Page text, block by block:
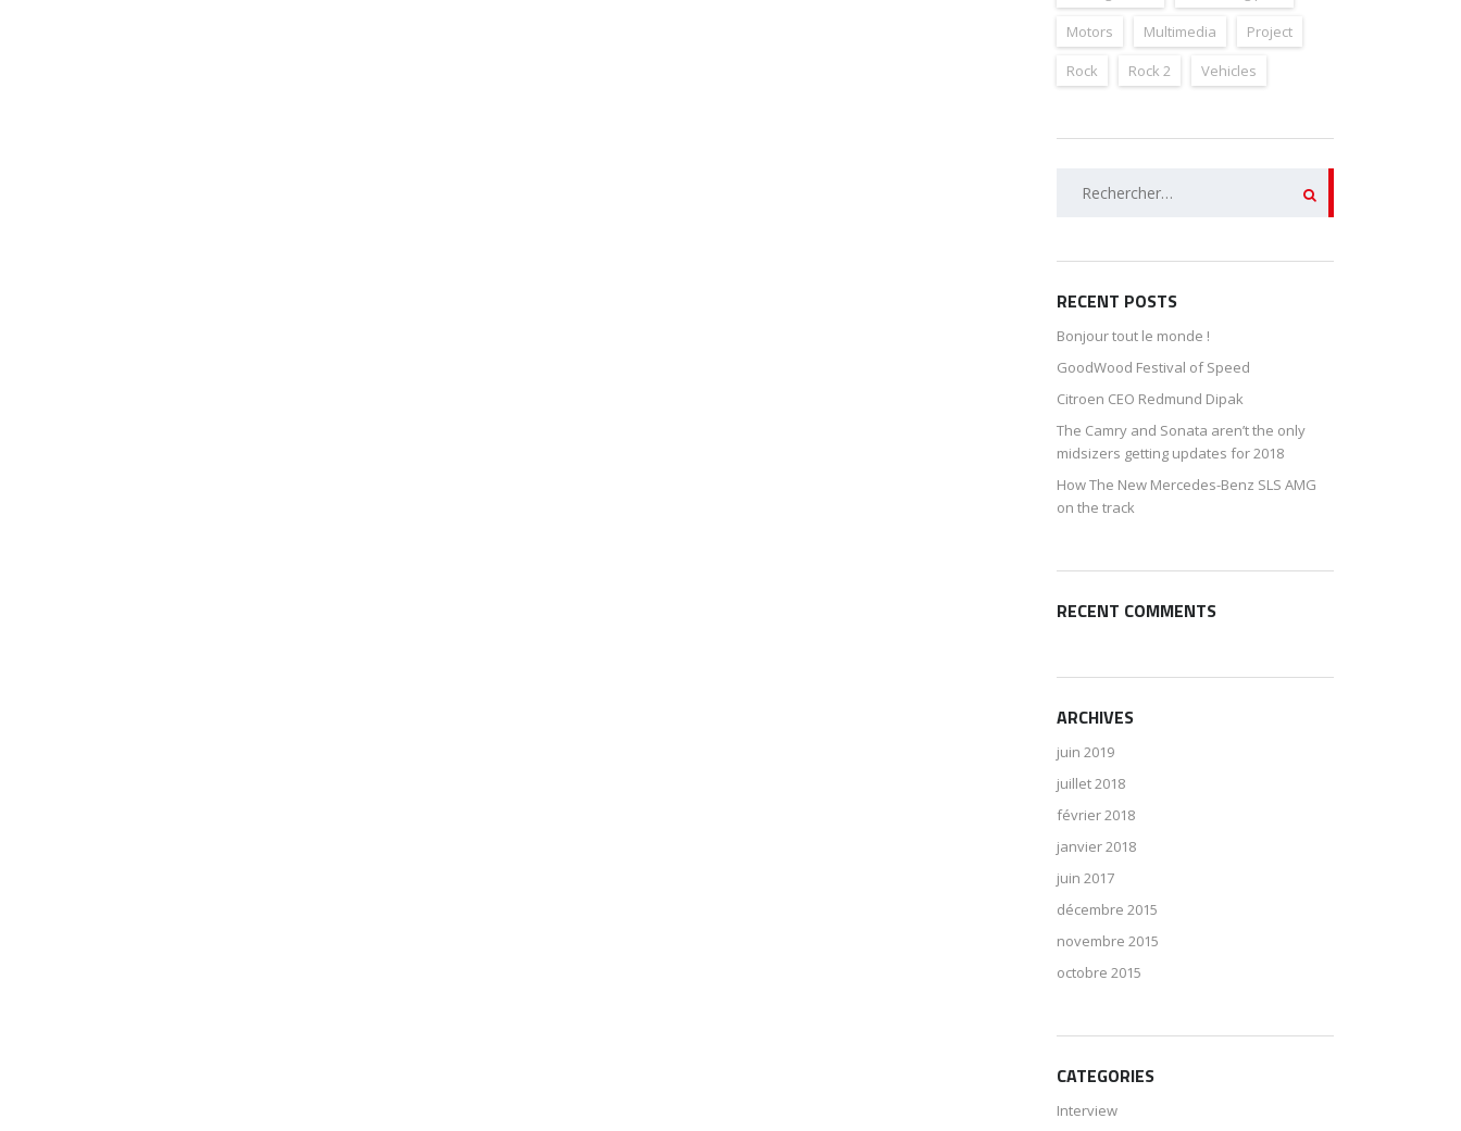
Motors
Multimedia
Project
Rock
Rock 2 Vehicles
RECENT POSTS
Bonjour tout le monde !
GoodWood Festival of Speed
Citroen CEO Redmund Dipak
The Camry and Sonata aren’t the only
midsizers getting updates for 2018
How The New Mercedes-Benz SLS AMG
on the track
RECENT COMMENTS
ARCHIVES
juin 2019
juillet 2018
février 2018
janvier 2018
juin 2017
décembre 2015
novembre 2015
octobre 2015
CATEGORIES
Interview